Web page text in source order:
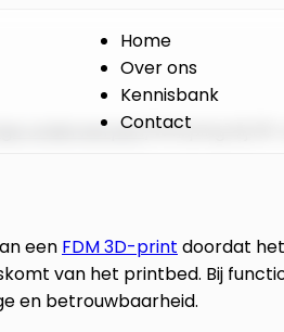
Home
Over ons
Kennisbank
Contact
onderwerpen/Warping bij
een FDM 3D-print doordat
van het printbed. Bij
en betrouwbaarheid.